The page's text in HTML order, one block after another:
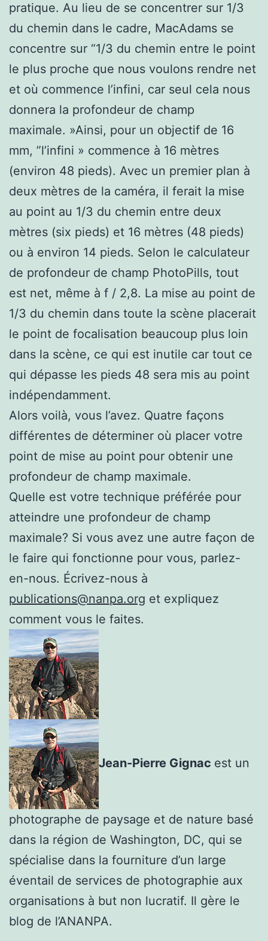
pratique. Au lieu de se concentrer sur 1/3
du chemin dans le cadre, MacAdams se
concentre sur “1/3 du chemin entre le point
le plus proche que nous voulons rendre net
et où commence l’infini, car seul cela nous
donnera la profondeur de champ
maximale. »Ainsi, pour un objectif de 16
mm, ”l’infini » commence à 16 mètres
(environ 48 pieds). Avec un premier plan à
deux mètres de la caméra, il ferait la mise
au point au 1/3 du chemin entre deux
mètres (six pieds) et 16 mètres (48 pieds)
ou à environ 14 pieds. Selon le calculateur
de profondeur de champ PhotoPills, tout
est net, même à f / 2,8. La mise au point de
1/3 du chemin dans toute la scène placerait
le point de focalisation beaucoup plus loin
dans la scène, ce qui est inutile car tout ce
qui dépasse les pieds 48 sera mis au point
indépendamment.
Alors voilà, vous l’avez. Quatre façons
différentes de déterminer où placer votre
point de mise au point pour obtenir une
profondeur de champ maximale.
Quelle est votre technique préférée pour
atteindre une profondeur de champ
maximale? Si vous avez une autre façon de
le faire qui fonctionne pour vous, parlez-
en-nous. Écrivez-nous à
publications@nanpa.org et expliquez
comment vous le faites.
Jean-Pierre Gignac est un
photographe de paysage et de nature basé
dans la région de Washington, DC, qui se
spécialise dans la fourniture d’un large
éventail de services de photographie aux
organisations à but non lucratif. Il gère le
blog de l’ANANPA.